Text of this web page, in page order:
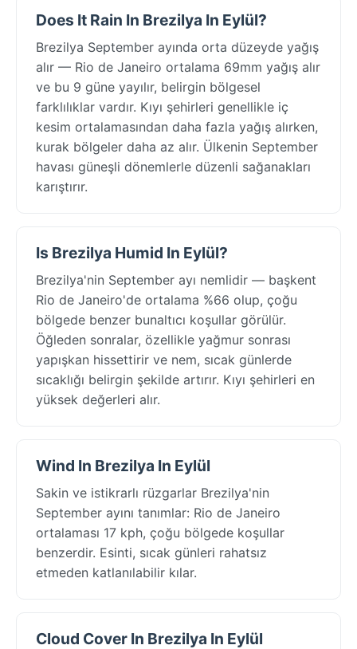
Does It Rain In Brezilya In Eylül?
Brezilya September ayında orta düzeyde yağış
alır — Rio de Janeiro ortalama 69mm yağış alır
ve bu 9 güne yayılır, belirgin bölgesel
farklılıklar vardır. Kıyı şehirleri genellikle iç
kesim ortalamasından daha fazla yağış alırken,
kurak bölgeler daha az alır. Ülkenin September
havası güneşli dönemlerle düzenli sağanakları
karıştırır.
Is Brezilya Humid In Eylül?
Brezilya'nin September ayı nemlidir — başkent
Rio de Janeiro'de ortalama %66 olup, çoğu
bölgede benzer bunaltıcı koşullar görülür.
Öğleden sonralar, özellikle yağmur sonrası
yapışkan hissettirir ve nem, sıcak günlerde
sıcaklığı belirgin şekilde artırır. Kıyı şehirleri en
yüksek değerleri alır.
Wind In Brezilya In Eylül
Sakin ve istikrarlı rüzgarlar Brezilya'nin
September ayını tanımlar: Rio de Janeiro
ortalaması 17 kph, çoğu bölgede koşullar
benzerdir. Esinti, sıcak günleri rahatsız
etmeden katlanılabilir kılar.
Cloud Cover In Brezilya In Eylül